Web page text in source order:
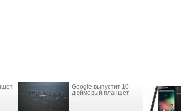
Google выпустит 10-
дюймовый планшет